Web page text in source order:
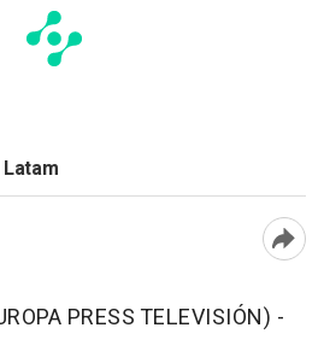
PRESS TELEVISIÓN) -